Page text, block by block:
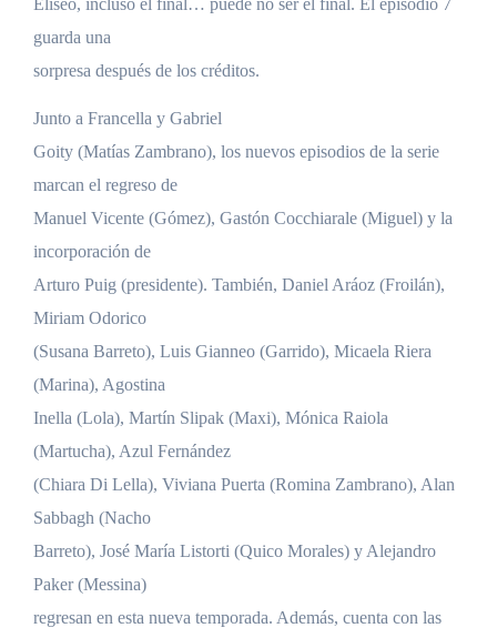
guarda una
sorpresa después de los créditos.
Junto a Francella y Gabriel
Goity (Matías Zambrano), los nuevos episodios de la serie
marcan el regreso de
Manuel Vicente (Gómez), Gastón Cocchiarale (Miguel) y la
incorporación de
Arturo Puig (presidente). También, Daniel Aráoz (Froilán),
Miriam Odorico
(Susana Barreto), Luis Gianneo (Garrido), Micaela Riera
(Marina), Agostina
Inella (Lola), Martín Slipak (Maxi), Mónica Raiola
(Martucha), Azul Fernández
(Chiara Di Lella), Viviana Puerta (Romina Zambrano), Alan
Sabbagh (Nacho
Barreto), José María Listorti (Quico Morales) y Alejandro
Paker (Messina)
regresan en esta nueva temporada. Además, cuenta con las